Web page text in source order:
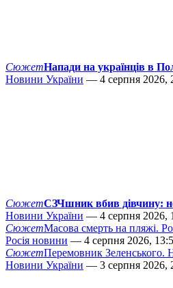
СюжетНапади на українців в
Новини України — 4 серпня 2026,
СюжетСЗЧшник вбив дівчину:
Новини України — 4 серпня 2026,
СюжетМасова смерть на пляжі.
Росія новини — 4 серпня 2026,
СюжетПеремовник Зеленського.
Новини України — 3 серпня 2026,